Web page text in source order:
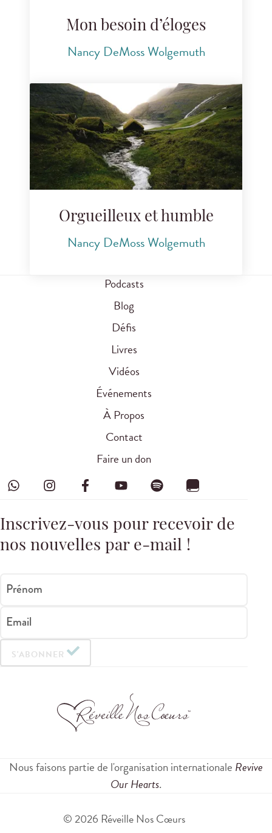
Mon besoin d’éloges
Nancy DeMoss Wolgemuth
Orgueilleux et humble
Nancy DeMoss Wolgemuth
Podcasts
Blog
Défis
Livres
Vidéos
Événements
À Propos
Contact
Faire un don
Inscrivez-vous pour recevoir de
nos nouvelles par e-mail !
Prénom
Email
S'ABONNER
Nous faisons partie de l'organisation internationale Revive
Our Hearts.
© 2026 Réveille Nos Cœurs